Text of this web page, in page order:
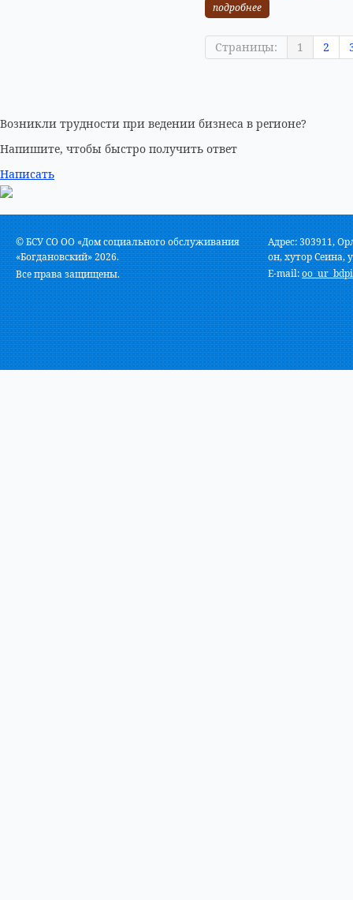
подробнее
Страницы: 1 2
Возникли трудности при ведении бизнеса в регионе?
Напишите, чтобы быстро получить ответ
Написать
© БСУ СО ОО «Дом социального обслуживания
«Богдановский» 2026.
Все права защищены.
Адрес: 303911,
он, хутор Сеина,
E-mail: